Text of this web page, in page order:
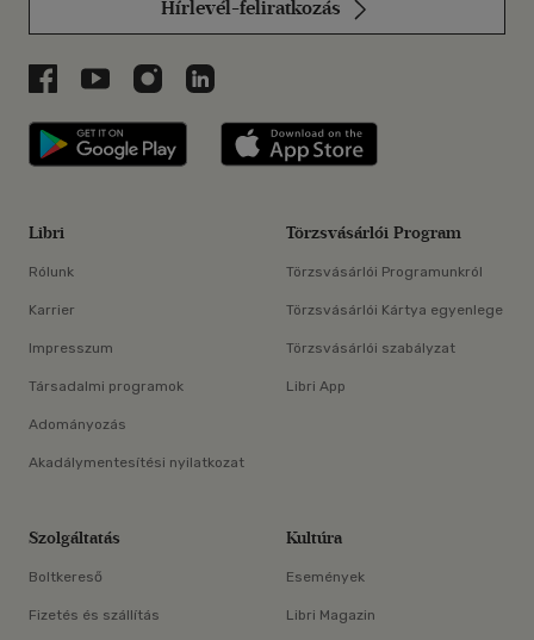
Hírlevél-feliratkozás
Libri a Facebookon
Libri a Youtube-on
Libri az Instagramon
Libri a LinkedInen
Libri applikáció Szerezd meg: Google
Libri
Rólunk
Karrier
Impresszum
Társadalmi programok
Adományozás
Akadálymentesítési nyilatkozat
Törzsvásárlói Program
Törzsvásárlói Programunkról
Törzsvásárlói Kártya egyenlege
Törzsvásárlói szabályzat
Libri App
Szolgáltatás
Boltkereső
Fizetés és szállítás
Kultúra
Események
Libri Magazin